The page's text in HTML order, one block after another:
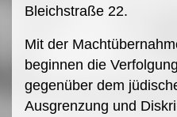
Bleichstraße 22.
Mit der
beginnen die
gegenüber dem
Ausgrenzung und